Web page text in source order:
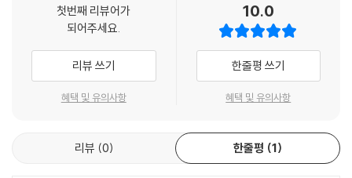
이라고 할 수 있다. 자신의 특성을 이해하는 것부터 수많은 직업과 직무에
서 자신의 직업을 정한다는 것은 지속적이고 심리적인 경험의 결과라고 할
수 있다. 심리적으로 수용이 가능한 직업까지 접근하기에는 상당히 긴 시
간과 행동적 노력이 필요하다. 하지만 그동안 우리 사회는 고도의 성장을
겪으면서 이러한 직업 선택의 어려움을 망각하게 하였다. 특히, 지금의 청
과 같은 메시지를 전달하고자 한다. 진로를 탐색하고 직업을 선택하는 것,
자기 삶에 대해 설계하고 계획하는 것은 정말 너무 어려운 일이며, 불안하
고 막연한 것은 당연하다. 그리고 지금 진로를 결정하지 못한 것은 전혀 문
첫번째 리뷰어가
되어주세요.
리뷰 쓰기
혜택 및 유의사항
10.0
한줄평 쓰기
혜택 및 유의사항
리뷰 0 한줄평 1